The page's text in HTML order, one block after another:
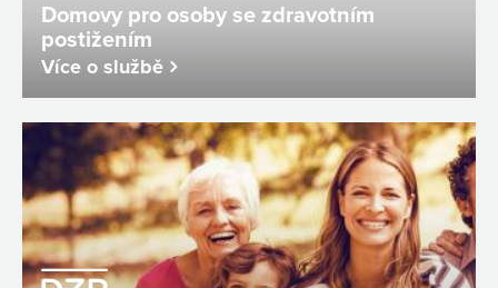
Domovy pro osoby se zdravotním
postižením
Více o službě